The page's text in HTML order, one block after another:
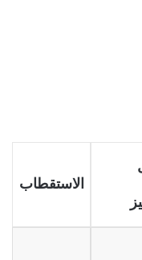
الاستقطاب